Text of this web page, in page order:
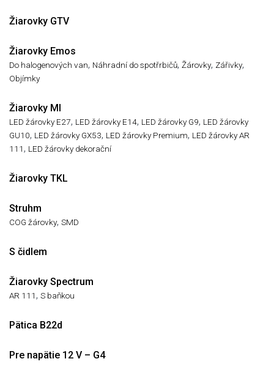
Žiarovky GTV
Žiarovky Emos
Do halogenových van, Náhradní do spotřrbičů, Žárovky, Zářivky,
Objímky
Žiarovky MI
LED žárovky E27, LED žárovky E14, LED žárovky G9, LED žárovky
GU10, LED žárovky GX53, LED žárovky Premium, LED žárovky AR
111 , LED žárovky dekorační
Žiarovky TKL
Struhm
COG žárovky, SMD
S čidlem
Žiarovky Spectrum
AR 111 , S baňkou
Pätica B22d
Pre napätie 12 V – G4